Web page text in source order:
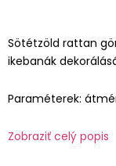
Sötétzöld rattan
ikebanák
Paraméterek:
Zobraziť celý popis